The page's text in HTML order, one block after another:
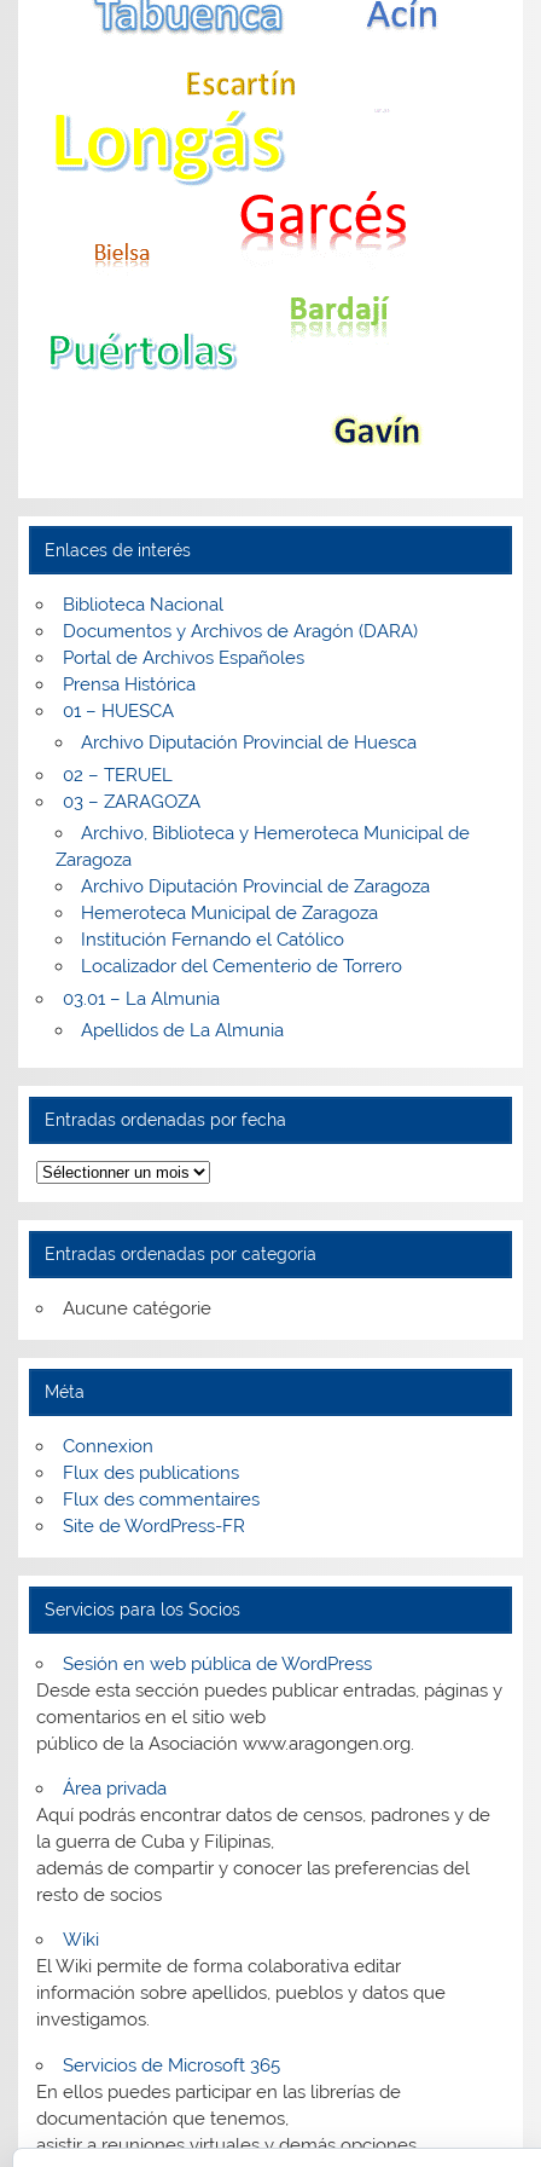
Enlaces de interés
Biblioteca Nacional
Documentos y Archivos de Aragón (DARA)
Portal de Archivos Españoles
Prensa Histórica
01 – HUESCA
Archivo Diputación Provincial de Huesca
02 – TERUEL
03 – ZARAGOZA
Archivo, Biblioteca y Hemeroteca Municipal de
Zaragoza
Archivo Diputación Provincial de Zaragoza
Hemeroteca Municipal de Zaragoza
Institución Fernando el Católico
Localizador del Cementerio de Torrero
03.01 – La Almunia
Apellidos de La Almunia
Entradas ordenadas por fecha
Entradas
ordenadas
por
fecha
Entradas ordenadas por categoría
Aucune catégorie
Méta
Connexion
Flux des publications
Flux des commentaires
Site de WordPress-FR
Servicios para los Socios
Sesión en web pública de WordPress
Desde esta sección puedes publicar entradas, páginas y
comentarios en el sitio web
público de la Asociación www.aragongen.org.
Área privada
Aquí podrás encontrar datos de censos, padrones y de
la guerra de Cuba y Filipinas,
además de compartir y conocer las preferencias del
resto de socios
Wiki
El Wiki permite de forma colaborativa editar
información sobre apellidos, pueblos y datos que
investigamos.
Servicios de Microsoft 365
En ellos puedes participar en las librerías de
documentación que tenemos,
asistir a reuniones virtuales y demás opciones